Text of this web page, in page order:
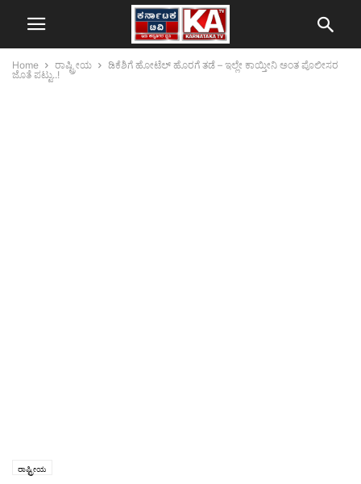
Home ರಾಷ್ಟ್ರೀಯ
ಡಿಕೆಶಿಗೆ ಹೋಟೆಲ್ ಹೊರಗೆ ತಡೆ – ಇಲ್ಲೇ ಕಾಯ್ತೀನಿ ಅಂತ ಪೊಲೀಸರ
ಜೊತೆ ಪಟ್ಟು..!
ರಾಷ್ಟ್ರೀಯ